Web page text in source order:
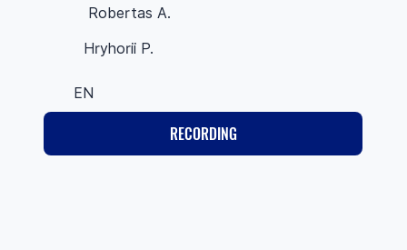
Robertas A.
Hryhorii P.
EN
RECORDING